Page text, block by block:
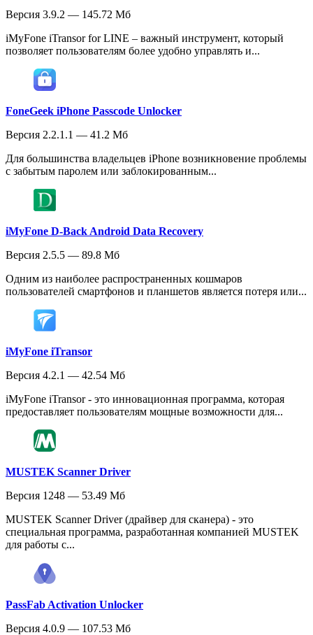
Версия 3.9.2 — 145.72 Мб
iMyFone iTransor for LINE – важный инструмент, который
позволяет пользователям более удобно управлять и...
FoneGeek iPhone Passcode Unlocker
Версия 2.2.1.1 — 41.2 Мб
Для большинства владельцев iPhone возникновение проблемы
с забытым паролем или заблокированным...
iMyFone D-Back Android Data Recovery
Версия 2.5.5 — 89.8 Мб
Одним из наиболее распространенных кошмаров
пользователей смартфонов и планшетов является потеря или...
iMyFone iTransor
Версия 4.2.1 — 42.54 Мб
iMyFone iTransor - это инновационная программа, которая
предоставляет пользователям мощные возможности для...
MUSTEK Scanner Driver
Версия 1248 — 53.49 Мб
MUSTEK Scanner Driver (драйвер для сканера) - это
специальная программа, разработанная компанией MUSTEK
для работы с...
PassFab Activation Unlocker
Версия 4.0.9 — 107.53 Мб